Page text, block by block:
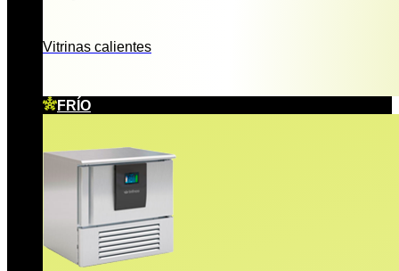
Vitrinas calientes
FRÍO